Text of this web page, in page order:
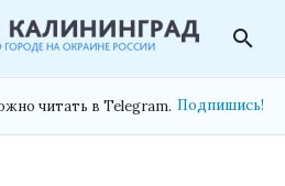
search
читать в Telegram. Подпишись!